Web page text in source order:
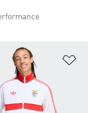
de Desejos